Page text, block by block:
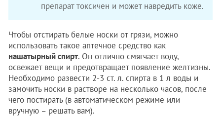
препарат токсичен и может навредить коже.
Чтобы отстирать белые носки от грязи, можно
использовать такое аптечное средство как
нашатырный спирт. Он отлично смягчает воду,
освежает вещи и предотвращает появление желтизны.
Необходимо развести 2-3 ст. л. спирта в 1 л воды и
замочить носки в растворе на несколько часов, после
чего постирать (в автоматическом режиме или
вручную – решать вам).